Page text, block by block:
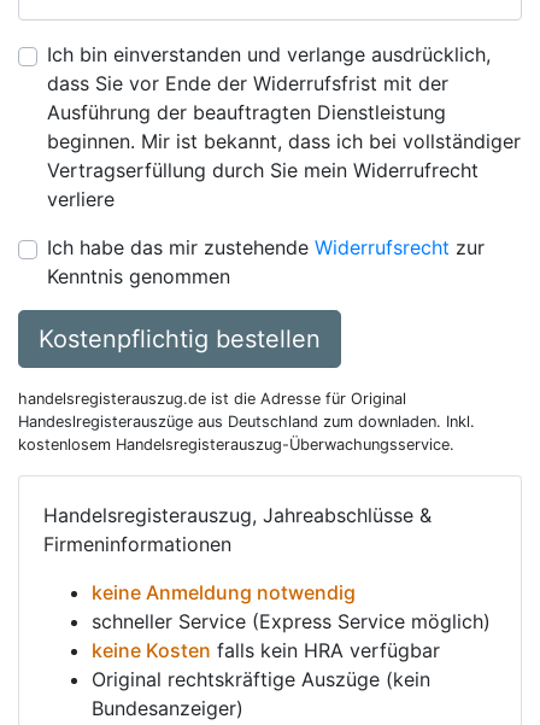
Ich bin einverstanden und verlange ausdrücklich,
dass Sie vor Ende der Widerrufsfrist mit der
Ausführung der beauftragten Dienstleistung
beginnen. Mir ist bekannt, dass ich bei vollständiger
Vertragserfüllung durch Sie mein Widerrufrecht
verliere
Ich habe das mir zustehende Widerrufsrecht zur
Kenntnis genommen
Kostenpflichtig bestellen
handelsregisterauszug.de ist die Adresse für Original
Handeslregisterauszüge aus Deutschland zum downladen. Inkl.
kostenlosem Handelsregisterauszug-Überwachungsservice.
Handelsregisterauszug, Jahreabschlüsse &
Firmeninformationen
keine Anmeldung notwendig
schneller Service (Express Service möglich)
keine Kosten falls kein HRA verfügbar
Original rechtskräftige Auszüge (kein
Bundesanzeiger)